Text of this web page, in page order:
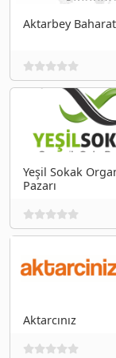
Aktarbey Baharat
Yeşil Sokak
Pazarı
Aktarcınız